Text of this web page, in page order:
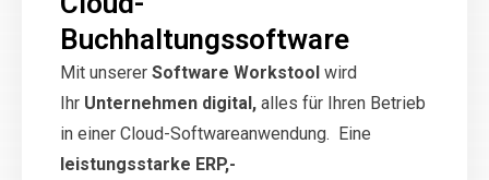
Buchhaltungssoftware
Mit unserer Software Workstool wird
Ihr Unternehmen digital, alles für Ihren Betrieb
in einer Cloud-Softwareanwendung. Eine
leistungsstarke ERP,-